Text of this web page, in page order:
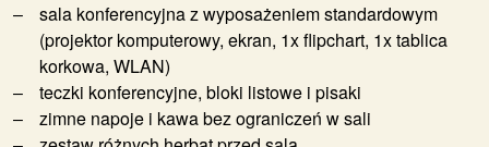
sala konferencyjna z wyposażeniem standardowym
(projektor komputerowy, ekran, 1x flipchart, 1x tablica
korkowa, WLAN)
teczki konferencyjne, bloki listowe i pisaki
zimne napoje i kawa bez ograniczeń w sali